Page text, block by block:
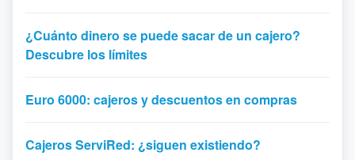
¿Cuánto dinero se puede sacar de un cajero?
Descubre los límites
Euro 6000: cajeros y descuentos en compras
Cajeros ServiRed: ¿siguen existiendo?